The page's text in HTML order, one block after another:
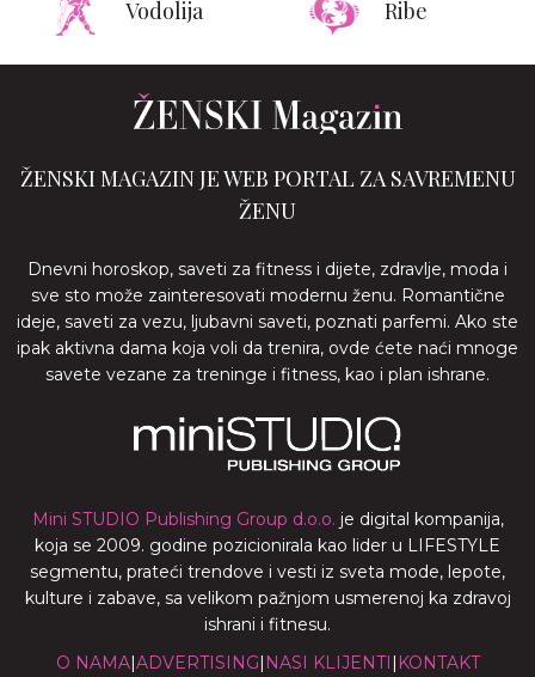
Vodolija Ribe
ŽENSKI MAGAZIN JE WEB PORTAL ZA SAVREMENU
ŽENU
Dnevni horoskop, saveti za fitness i dijete, zdravlje, moda i
sve sto može zainteresovati modernu ženu. Romantične
ideje, saveti za vezu, ljubavni saveti, poznati parfemi. Ako ste
ipak aktivna dama koja voli da trenira, ovde ćete naći mnoge
savete vezane za treninge i fitness, kao i plan ishrane.
Mini STUDIO Publishing Group d.o.o. je digital kompanija,
koja se 2009. godine pozicionirala kao lider u LIFESTYLE
segmentu, prateći trendove i vesti iz sveta mode, lepote,
kulture i zabave, sa velikom pažnjom usmerenoj ka zdravoj
ishrani i fitnesu.
O NAMA|ADVERTISING| NASI KLIJENTI | KONTAKT